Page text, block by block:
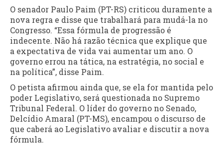
O senador Paulo Paim (PT-RS) criticou duramente a
nova regra e disse que trabalhará para mudá-la no
Congresso. “Essa fórmula de progressão é
indecente. Não há razão técnica que explique que
a expectativa de vida vai aumentar um ano. O
governo errou na tática, na estratégia, no social e
na política”, disse Paim.
O petista afirmou ainda que, se ela for mantida pelo
poder Legislativo, será questionada no Supremo
Tribunal Federal. O líder do governo no Senado,
Delcídio Amaral (PT-MS), encampou o discurso de
que caberá ao Legislativo avaliar e discutir a nova
fórmula.